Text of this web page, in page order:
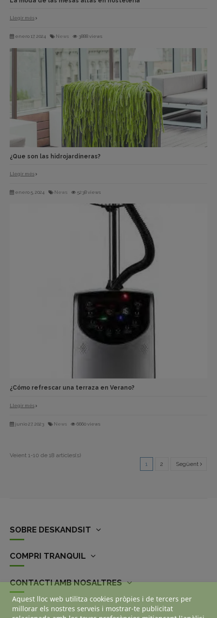
Llegir més
enero 17, 2024 News 3888 views
¿Que son las hidrojardineras?
Llegir més
enero 5, 2024 News 5238 views
¿Cómo refrescar una terraza en Verano?
Llegir més
junio 27, 2023 News 6660 views
Veient 1-10 de 18 articles(s)
1
2 Següent
SOBRE DESKANDSIT
COMPRI TRANQUIL
CONTACTI AMB NOSALTRES
Aquest lloc web utilitza cookies pròpies i de tercers per
millorar els nostres serveis i mostrar-te publicitat